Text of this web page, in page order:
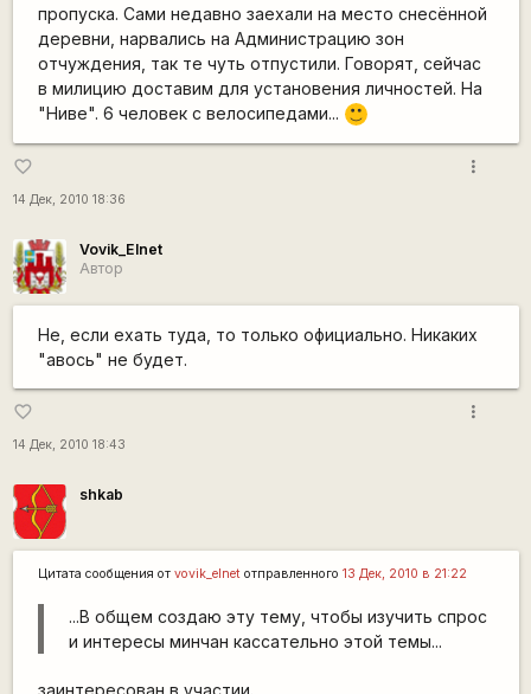
пропуска. Сами недавно заехали на место снесённой
деревни, нарвались на Администрацию зон
отчуждения, так те чуть отпустили. Говорят, сейчас
в милицию доставим для установения личностей. На
"Ниве". 6 человек с велосипедами...
:)
favorite_border
14 Дек, 2010 18:36
more_vert
Vovik_Elnet
Автор
Не, если ехать туда, то только официально. Никаких
"авось" не будет.
favorite_border
14 Дек, 2010 18:43
more_vert
shkab
Цитата сообщения от vovik_elnetотправленного 13 Дек, 2010 в 21:22
...В общем создаю эту тему, чтобы изучить спрос
и интересы минчан кассательно этой темы...
заинтересован в участии.